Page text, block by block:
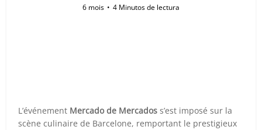
6 mois 4 Minutos de lectura
L’événement Mercado de Mercados s’est imposé sur la
scène culinaire de Barcelone, remportant le prestigieux